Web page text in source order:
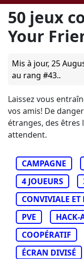
50 jeux
Your
Mis à jour, 25
au rang #43..
Laissez vous
vos amis! De
étranges, des
attendent.
CAMPAGNE
4 JOUEURS
CONVIVIALE
PVE
HACK-
COOPÉRATIF
ÉCRAN DIVISÉ